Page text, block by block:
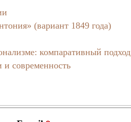
(вариант 1849 года)
компаративный подход
и современность